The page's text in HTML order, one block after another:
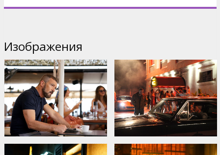
Изображения